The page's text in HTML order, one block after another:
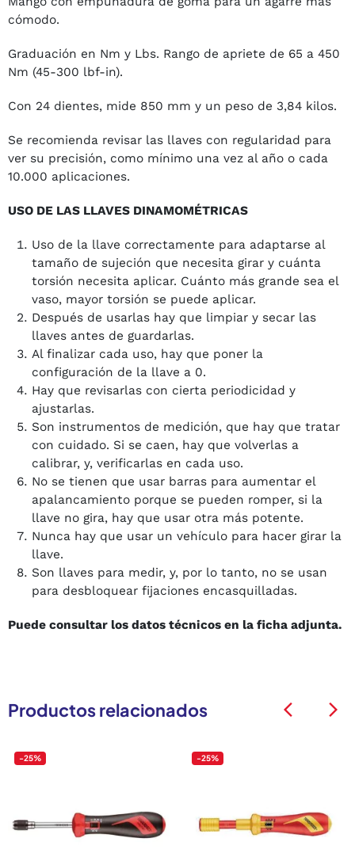
cómodo.
Graduación en Nm y Lbs. Rango de apriete de 65 a 450
Nm (45-300 lbf-in).
Con 24 dientes, mide 850 mm y un peso de 3,84 kilos.
Se recomienda revisar las llaves con regularidad para
ver su precisión, como mínimo una vez al año o cada
10.000 aplicaciones.
USO DE LAS LLAVES DINAMOMÉTRICAS
Uso de la llave correctamente para adaptarse al
tamaño de sujeción que necesita girar y cuánta
torsión necesita aplicar. Cuánto más grande sea el
vaso, mayor torsión se puede aplicar.
Después de usarlas hay que limpiar y secar las
llaves antes de guardarlas.
Al finalizar cada uso, hay que poner la
configuración de la llave a 0.
Hay que revisarlas con cierta periodicidad y
ajustarlas.
Son instrumentos de medición, que hay que tratar
con cuidado. Si se caen, hay que volverlas a
calibrar, y, verificarlas en cada uso.
No se tienen que usar barras para aumentar el
apalancamiento porque se pueden romper, si la
llave no gira, hay que usar otra más potente.
Nunca hay que usar un vehículo para hacer girar la
llave.
Son llaves para medir, y, por lo tanto, no se usan
para desbloquear fijaciones encasquilladas.
Puede consultar los datos técnicos en la ficha adjunta.
Productos relacionados
-25% -25%
arrow_back_ios arrow_back_ios